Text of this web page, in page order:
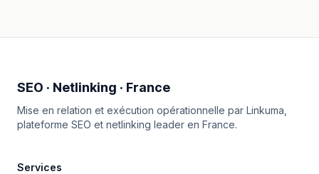
SEO · Netlinking · France
Mise en relation et exécution opérationnelle par Linkuma
plateforme SEO et netlinking leader en France.
Services